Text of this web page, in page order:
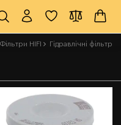
Фільтри HIFI Гідравлічні фільтри